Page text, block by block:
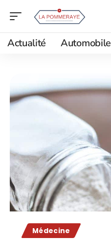
Actualité Automobile
Médecine